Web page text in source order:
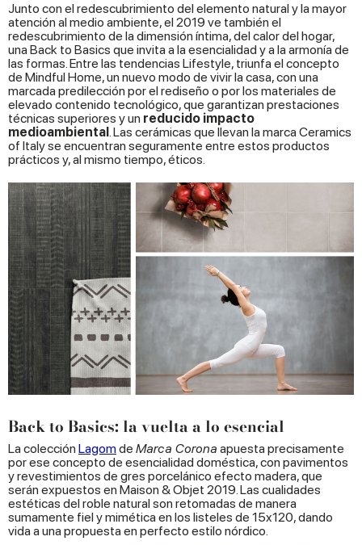
Junto con el redescubrimiento del elemento natural y la mayor
atención al medio ambiente, el 2019 ve también el
redescubrimiento de la dimensión íntima, del calor del hogar,
una Back to Basics que invita a la esencialidad y a la armonía de
las formas. Entre las tendencias Lifestyle, triunfa el concepto
de Mindful Home, un nuevo modo de vivir la casa, con una
marcada predilección por el rediseño o por los materiales de
elevado contenido tecnológico, que garantizan prestaciones
técnicas superiores y un reducido impacto
medioambiental. Las cerámicas que llevan la marca Ceramics
of Italy se encuentran seguramente entre estos productos
prácticos y, al mismo tiempo, éticos.
Back to Basics: la vuelta a lo esencial
La colección Lagomde Marca Corona apuesta precisamente
por ese concepto de esencialidad doméstica, con pavimentos
y revestimientos de gres porcelánico efecto madera, que
serán expuestos en Maison & Objet 2019. Las cualidades
estéticas del roble natural son retomadas de manera
sumamente fiel y mimética en los listeles de 15x120, dando
vida a una propuesta en perfecto estilo nórdico.